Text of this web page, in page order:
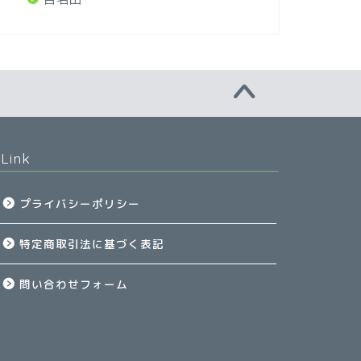
Link
プライバシーポリシー
特定商取引法に基づく表記
問い合わせフォーム